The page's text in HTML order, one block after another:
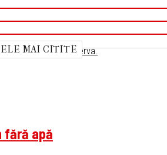
Cum le poți observa.
MAI CITITE
fără apă